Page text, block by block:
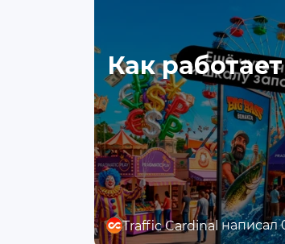
Как
Traffic Cardinal написал